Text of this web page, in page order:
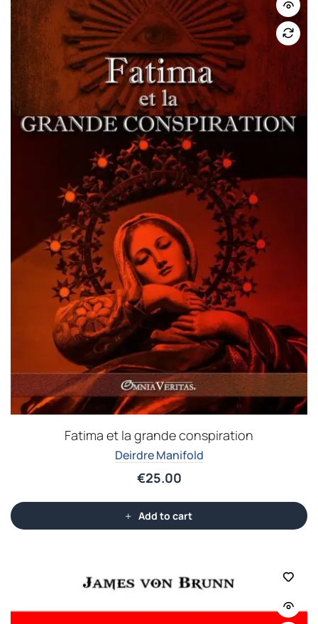
Fatima et la grande conspiration
Deirdre Manifold
€25.00
Add to cart